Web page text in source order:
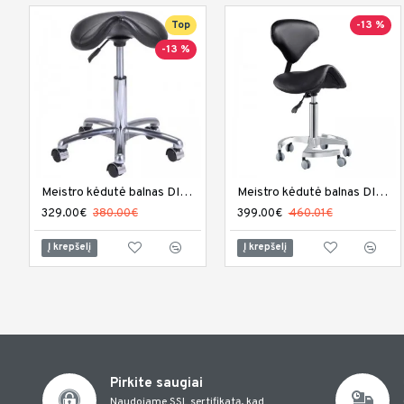
Top
-13 %
Meistro kėdutė balnas DIR Nero
329.00€ 380.00€
Į krepšelį
-13 %
Meistro kėdutė balnas DIR Tao
399.00€ 460.01€
Į krepšelį
Pirkite saugiai